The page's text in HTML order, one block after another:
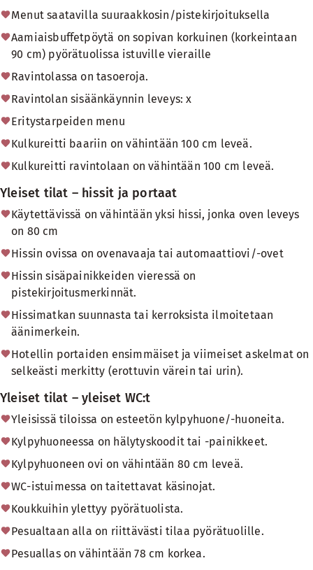
Menut saatavilla suuraakkosin/pistekirjoituksella
Aamiaisbuffetpöytä on sopivan korkuinen (korkeintaan
90 cm) pyörätuolissa istuville vieraille
Ravintolassa on tasoeroja.
Ravintolan sisäänkäynnin leveys: x
Eritystarpeiden menu
Kulkureitti baariin on vähintään 100 cm leveä.
Kulkureitti ravintolaan on vähintään 100 cm leveä.
Yleiset tilat – hissit ja portaat
Käytettävissä on vähintään yksi hissi, jonka oven leveys
on 80 cm
Hissin ovissa on ovenavaaja tai automaattiovi/-ovet
Hissin sisäpainikkeiden vieressä on
pistekirjoitusmerkinnät.
Hissimatkan suunnasta tai kerroksista ilmoitetaan
äänimerkein.
Hotellin portaiden ensimmäiset ja viimeiset askelmat on
selkeästi merkitty (erottuvin värein tai urin).
Yleiset tilat – yleiset WC:t
Yleisissä tiloissa on esteetön kylpyhuone/-huoneita.
Kylpyhuoneessa on hälytyskoodit tai -painikkeet.
Kylpyhuoneen ovi on vähintään 80 cm leveä.
WC-istuimessa on taitettavat käsinojat.
Koukkuihin ylettyy pyörätuolista.
Pesualtaan alla on riittävästi tilaa pyörätuolille.
Pesuallas on vähintään 78 cm korkea.